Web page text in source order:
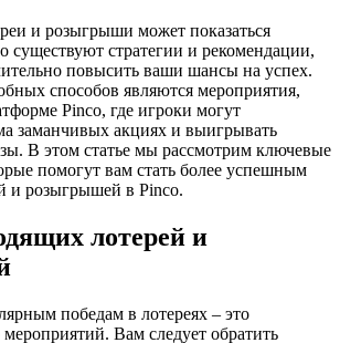
и розыгрыши может показаться
существуют стратегии и рекомендации,
повысить ваши шансы на успех.
способов являются мероприятия,
Pinco, где игроки могут
заманчивых акциях и выигрывать
В этом статье мы рассмотрим ключевые
помогут вам стать более успешным
и розыгрышей в Pinco.
лотерей и
победам в лотереях – это
Вам следует обратить